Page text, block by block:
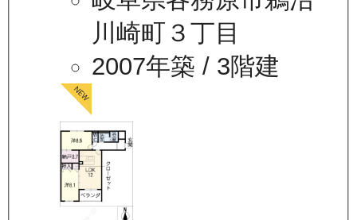
川崎町３丁目
2007年築 / 3階建